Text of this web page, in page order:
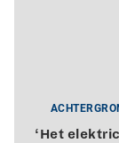
‘Het